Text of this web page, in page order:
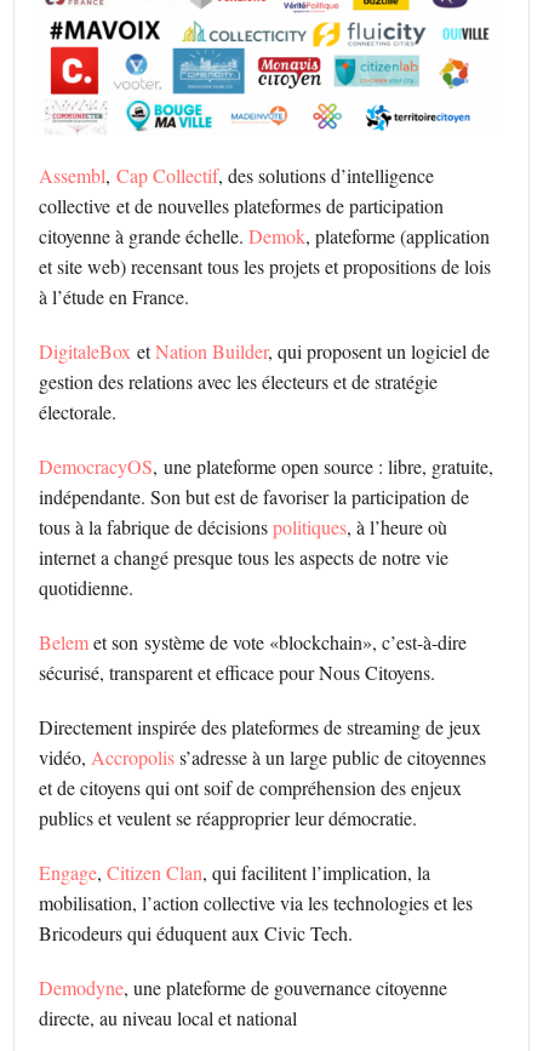
Assembl,Cap Collectif, des solutions d’intelligence
collective et de nouvelles plateformes de participation
citoyenne à grande échelle.Demok, plateforme (application
et site web) recensant tous les projets et propositions de lois
à l’étude en France.
DigitaleBox etNation Builder, qui proposent un logiciel de
gestion des relations avec les électeurs et de stratégie
électorale.
DemocracyOS, une plateforme open source : libre, gratuite,
indépendante. Son but est de favoriser la participation de
tous à la fabrique de décisionspolitiques, à l’heure où
internet a changé presque tous les aspects de notre vie
quotidienne.
Belemet son système de vote «blockchain», c’est-à-dire
sécurisé, transparent et efficace pour Nous Citoyens.
Directement inspirée des plateformes de streaming de jeux
vidéo,Accropoliss’adresse à un large public de citoyennes
et de citoyens qui ont soif de compréhension des enjeux
publics et veulent se réapproprier leur démocratie.
Engage,Citizen Clan, qui facilitent l’implication, la
mobilisation, l’action collective via les technologies et les
Bricodeurs qui éduquent aux Civic Tech.
Demodyne, une plateforme de gouvernance citoyenne
directe, au niveau local et national